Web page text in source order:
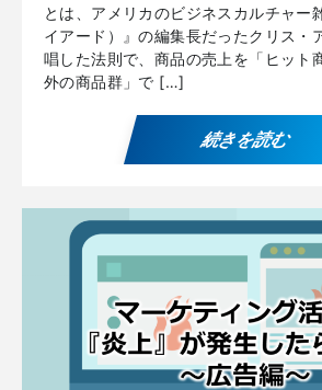
とは、アメリカのビジネスカルチャー
イアード）』の編集長だったクリス・
唱した法則で、商品の売上を「ヒット
外の商品群」で […]
続きを読む